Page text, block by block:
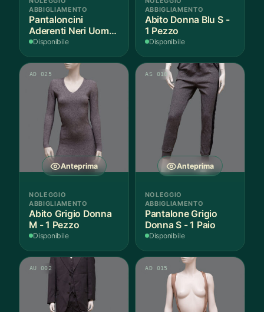
ABBIGLIAMENTO
Pantaloncini
Aderenti Neri Uomo
S - 2 Paia
Disponibile
ABBIGLIAMENTO
Abito Donna Blu S -
1 Pezzo
Disponibile
Anteprima
AD 025
NOLEGGIO
ABBIGLIAMENTO
Abito Grigio Donna
M - 1 Pezzo
Disponibile
Anteprima
AS 010
NOLEGGIO
ABBIGLIAMENTO
Pantalone Grigio
Donna S - 1 Paio
Disponibile
AU 002 AD 015